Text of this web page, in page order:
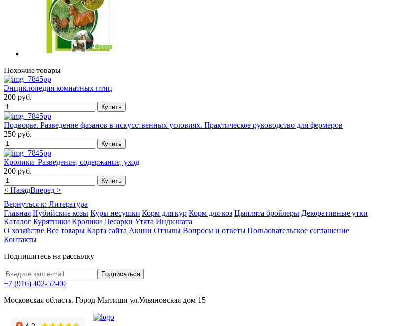
Похожие товары
Энциклопедия комнатных птиц
200 руб.
Подворье. Разведение фазанов в искусственных условиях. Практическое руководство для фермеров
250 руб.
Кролики. Разведение, содержание, уход
200 руб.
< НазадВперед >
Вернуться к: Литература
Главная Нубийские козы Куры несушки Корм для кур Корм для коз Цыплята бройлеры Декоративные утки
Каталог Курятники Кролики Цесарки Утята Индюшата
О хозяйстве Все товары Карта сайта Акции Отзывы Вопросы и ответы Пользовательское соглашение
Контакты
Подпишитесь на рассылку
+7 (916) 402-52-00
Московская область. Город Мытищи ул.Ульяновская дом 15